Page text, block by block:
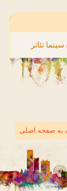
سینما تئاتر
به صفحه اصلی